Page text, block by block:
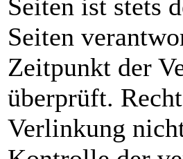
Seiten ist stets
Seiten
Zeitpunkt der
überprüft.
Verlinkung